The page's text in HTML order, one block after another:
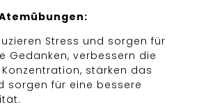
Stress und sorgen für
Gedanken, verbessern die
stärken das
sorgen für eine bessere